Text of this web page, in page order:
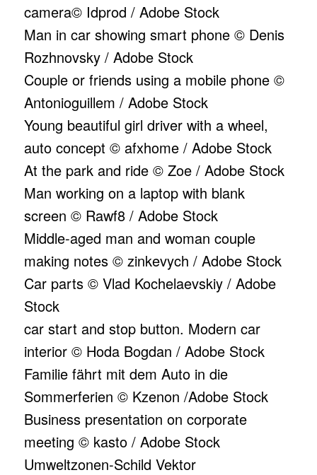
camera© Idprod / Adobe Stock
Man in car showing smart phone© Denis
Rozhnovsky / Adobe Stock
Couple or friends using a mobile phone ©
Antonioguillem / Adobe Stock
Young beautiful girl driver with a wheel,
auto concept © afxhome / Adobe Stock
At the park and ride © Zoe / Adobe Stock
Man working on a laptop with blank
screen © Rawf8/ Adobe Stock
Middle-aged man and woman couple
making notes© zinkevych / Adobe Stock
Car parts© Vlad Kochelaevskiy/ Adobe
Stock
car start and stop button. Modern car
interior© Hoda Bogdan / Adobe Stock
Familie fährt mit dem Auto in die
Sommerferien © Kzenon /Adobe Stock
Business presentation on corporate
meeting © kasto/ Adobe Stock
Umweltzonen-Schild Vektor